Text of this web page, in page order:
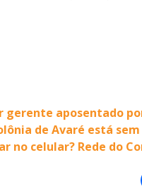
gerente aposentado
de Avaré está
no celular? Rede do